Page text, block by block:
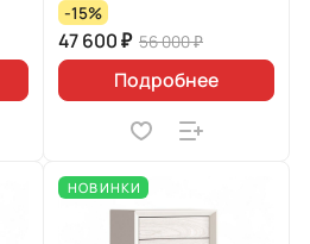
-15%
47 600 ₽ 56 000 ₽
Подробнее
НОВИНКИ